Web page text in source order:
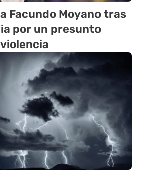
Facundo Moyano tras
por un presunto